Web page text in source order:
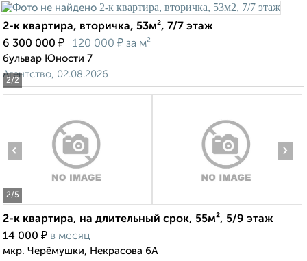
2/2
2-к квартира, вторичка, 53м², 7/7 этаж
6 300 000 ₽ 120 000 ₽ за м²
бульвар Юности 7
Агентство, 02.08.2026
2/5
‹ ›
2-к квартира, на длительный срок, 55м², 5/9 этаж
14 000 ₽ в месяц
мкр. Черёмушки, Некрасова 6А